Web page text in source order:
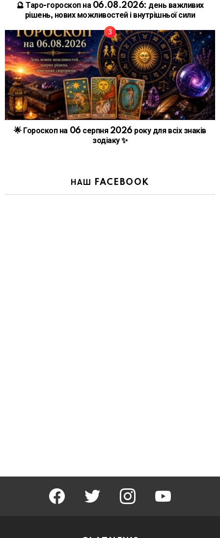
🔮 Таро-гороскоп на 06.08.2026: день важливих
рішень, нових можливостей і внутрішньої сили
🌟 Гороскоп на 06 серпня 2026 року для всіх знаків
зодіаку ✨
НАШ FACEBOOK
facebook twitter instagram youtube